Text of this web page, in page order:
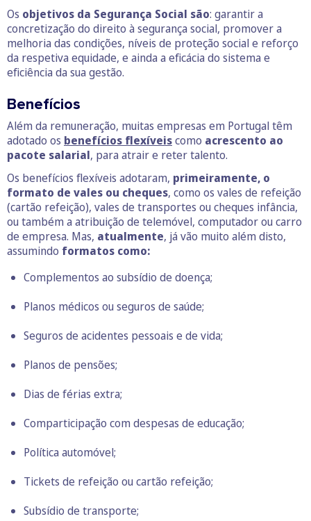
Os objetivos da Segurança Social são: garantir a
concretização do direito à segurança social, promover a
melhoria das condições, níveis de proteção social e reforço
da respetiva equidade, e ainda a eficácia do sistema e
eficiência da sua gestão.
Benefícios
Além da remuneração, muitas empresas em Portugal têm
adotado os benefícios flexíveiscomo acrescento ao
pacote salarial, para atrair e reter talento.
Os benefícios flexíveis adotaram, primeiramente, o
formato de vales ou cheques, como os vales de refeição
(cartão refeição), vales de transportes ou cheques infância,
ou também a atribuição de telemóvel, computador ou carro
de empresa. Mas, atualmente, já vão muito além disto,
assumindo formatos como:
Complementos ao subsídio de doença;
Planos médicos ou seguros de saúde;
Seguros de acidentes pessoais e de vida;
Planos de pensões;
Dias de férias extra;
Comparticipação com despesas de educação;
Política automóvel;
Tickets de refeição ou cartão refeição;
Subsídio de transporte;